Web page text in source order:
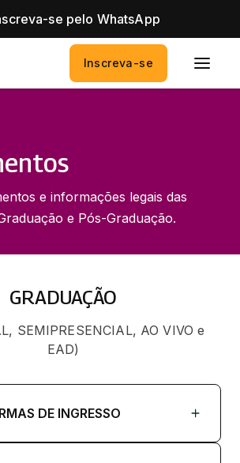
se pelo WhatsApp
Inscreva-se
e informações legais das
e Pós-Graduação.
GRADUAÇÃO
SEMIPRESENCIAL, AO VIVO e
EAD)
DE INGRESSO